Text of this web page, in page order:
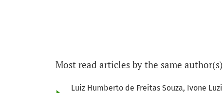
Most read articles by the same author(s)
Luiz Humberto de Freitas Souza, Ivone